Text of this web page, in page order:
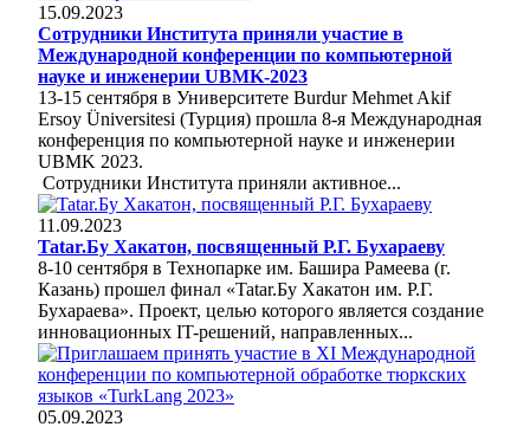
15.09.2023
Сотрудники Института приняли участие в
Международной конференции по компьютерной
науке и инженерии UBMK-2023
13-15 сентября в Университете Burdur Mehmet Akif
Ersoy Üniversitesi (Турция) прошла 8-я Международная
конференция по компьютерной науке и инженерии
UBMK 2023.
Сотрудники Института приняли активное...
11.09.2023
Tatar.Бу Хакатон, посвященный Р.Г. Бухараеву
8-10 сентября в Технопарке им. Башира Рамеева (г.
Казань) прошел финал «Tatar.Бу Хакатон им. Р.Г.
Бухараева». Проект, целью которого является создание
инновационных IT-решений, направленных...
05.09.2023